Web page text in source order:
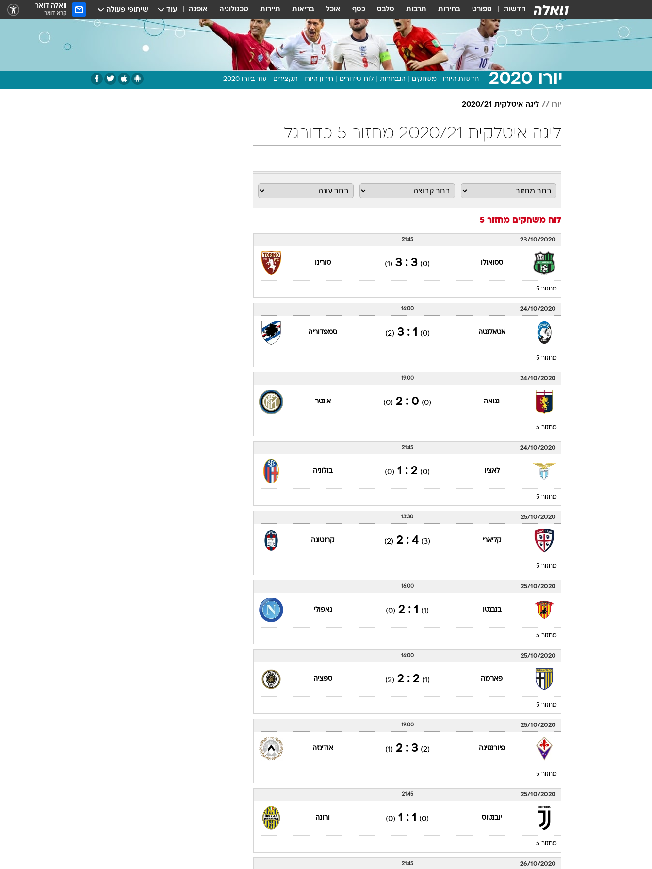
חדשות ספורט בחירות תרבות סלבס כסף אוכל בריאות תיירות טכנולוגיה אופנה עוד שיתופי פעולה וואלה דואר
קרא דואר
יורו 2020 חדשות היורו משחקים הנבחרות לוח שידורים חידון היורו תקצירים עוד ביורו 2020
תכנית היורו
יורו ליגה איטלקית 2020/21
ליגה איטלקית 2020/21 מחזור 5 כדורגל
לוח משחקים מחזור 5
23/10/2020
21:45
ססואולו (0)
3 : 3
(1) טורינו
מחזור 5
24/10/2020
16:00
אטאלנטה (0)
1 : 3
(2) סמפדוריה
מחזור 5
24/10/2020
19:00
גנואה (0)
0 : 2
(0) אינטר
מחזור 5
24/10/2020
21:45
לאציו (0)
2 : 1
(0) בולוניה
מחזור 5
25/10/2020
13:30
קליארי (3)
4 : 2
(2) קרוטונה
מחזור 5
25/10/2020
16:00
בנבנטו (1)
1 : 2
(0) נאפולי
מחזור 5
25/10/2020
16:00
פארמה (1)
2 : 2
(2) ספציה
מחזור 5
25/10/2020
19:00
פיורנטינה (2)
3 : 2
(1) אודינזה
מחזור 5
25/10/2020
21:45
יובנטוס (0)
1 : 1
(0) ורונה
מחזור 5
26/10/2020
21:45